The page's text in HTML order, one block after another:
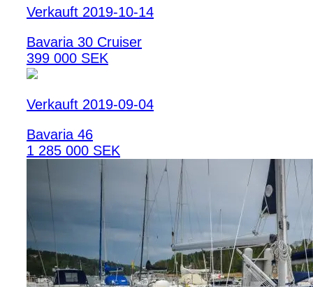
Verkauft 2019-10-14
Bavaria 30 Cruiser
399 000 SEK
Verkauft 2019-09-04
Bavaria 46
1 285 000 SEK